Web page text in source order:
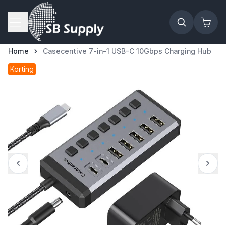
Ga naar de inhoud
Home Casecentive 7-in-1 USB-C 10Gbps Charging Hub
Korting